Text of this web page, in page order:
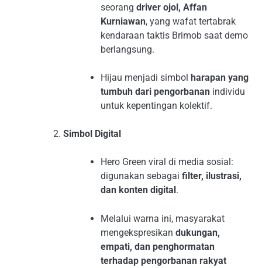
seorang driver ojol, Affan
Kurniawan, yang wafat tertabrak
kendaraan taktis Brimob saat demo
berlangsung.
Hijau menjadi simbol harapan yang
tumbuh dari pengorbanan individu
untuk kepentingan kolektif.
Simbol Digital
Hero Green viral di media sosial:
digunakan sebagai filter, ilustrasi,
dan konten digital .
Melalui warna ini, masyarakat
mengekspresikan dukungan,
empati, dan penghormatan
terhadap pengorbanan rakyat